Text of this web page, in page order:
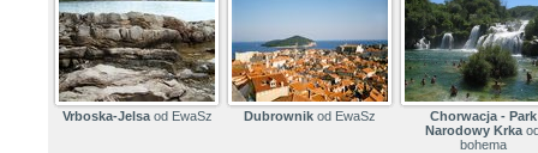
Vrboska-Jelsaod EwaSz Dubrownik od EwaSz
Chorwacja - Park
Narodowy Krka
bohema